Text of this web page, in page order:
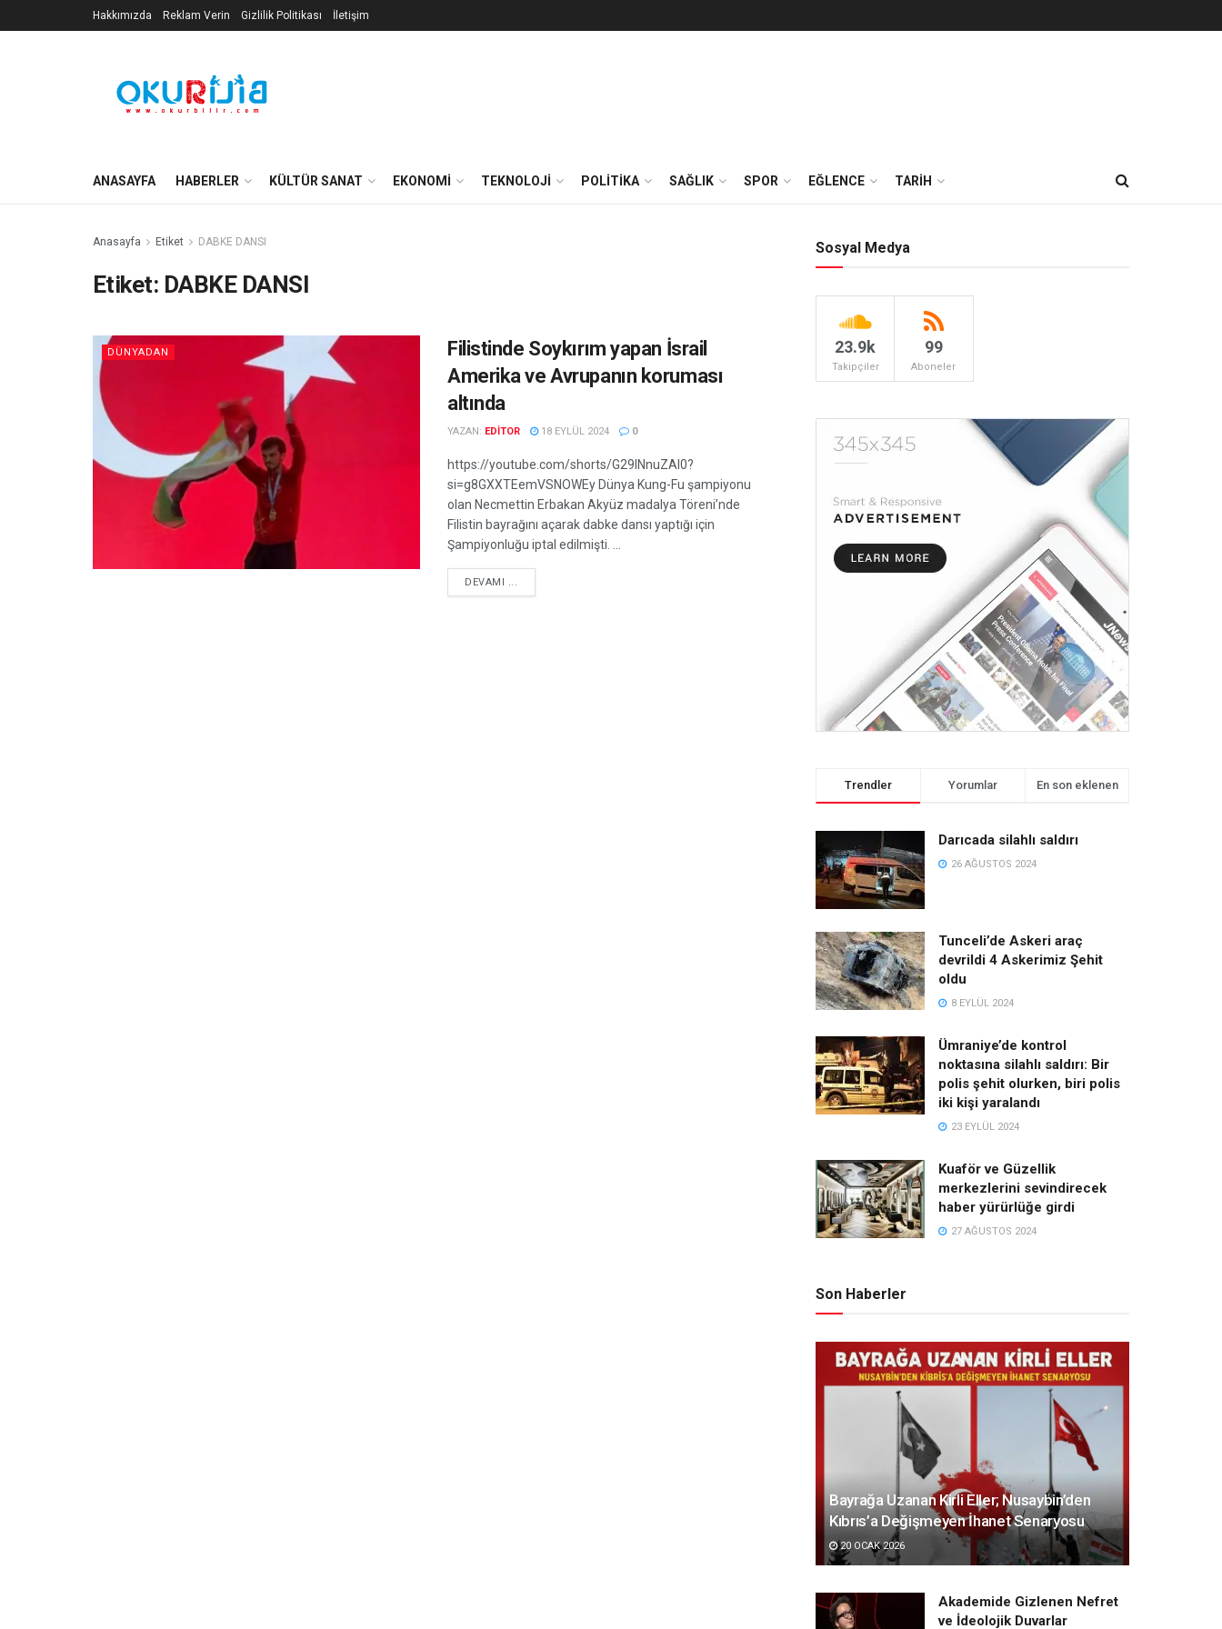
Hakkımızda Reklam Verin Gizlilik Politikası İletişim
ANASAYFA HABERLER KÜLTÜR SANAT EKONOMİ TEKNOLOJİ POLİTİKA SAĞLIK SPOR EĞLENCE TARİH
Anasayfa Etiket DABKE DANSI
Etiket: DABKE DANSI
DÜNYADAN
Filistinde Soykırım yapan İsrail
Amerika ve Avrupanın koruması
altında
YAZAN: EDITOR 18 EYLÜL 2024 0
https://youtube.com/shorts/G29INnuZAI0?
si=g8GXXTEemVSNOWEy Dünya Kung-Fu şampiyonu
olan Necmettin Erbakan Akyüz madalya Töreni’nde
Filistin bayrağını açarak dabke dansı yaptığı için
Şampiyonluğu iptal edilmişti. ...
DEVAMI ...
Sosyal Medya
23.9k
Takipçiler
99
Aboneler
Trendler Yorumlar En son eklenen
Darıcada silahlı saldırı
26 AĞUSTOS 2024
Tunceli’de Askeri araç
devrildi 4 Askerimiz Şehit
oldu
8 EYLÜL 2024
Ümraniye’de kontrol
noktasına silahlı saldırı: Bir
polis şehit olurken, biri polis
iki kişi yaralandı
23 EYLÜL 2024
Kuaför ve Güzellik
merkezlerini sevindirecek
haber yürürlüğe girdi
27 AĞUSTOS 2024
Son Haberler
Bayrağa Uzanan Kirli Eller; Nusaybin’den
Kıbrıs’a Değişmeyen İhanet Senaryosu
20 OCAK 2026
Akademide Gizlenen Nefret
ve İdeolojik Duvarlar